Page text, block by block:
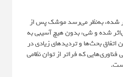
شده، به‌نظر می‌رسد موشک پس از
شده و شیء بدون هیچ آسیبی به
بحث‌ها و تردیدهای زیادی در
فناوری‌هایی که فراتر از توان نظامی